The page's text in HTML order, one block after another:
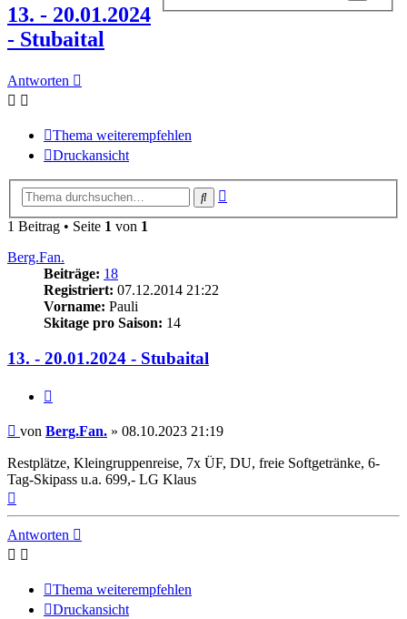
13. - 20.01.2024
- Stubaital
Antworten
Thema weiterempfehlen
Druckansicht
Suche
1 Beitrag • Seite 1 von 1
Berg.Fan.
Beiträge: 18
Registriert: 07.12.2014 21:22
Vorname: Pauli
Skitage pro Saison: 14
13. - 20.01.2024 - Stubaital
Beitrag
von Berg.Fan. » 08.10.2023 21:19
Restplätze, Kleingruppenreise, 7x ÜF, DU, freie Softgetränke, 6-
Tag-Skipass u.a. 699,- LG Klaus
Antworten
Thema weiterempfehlen
Druckansicht